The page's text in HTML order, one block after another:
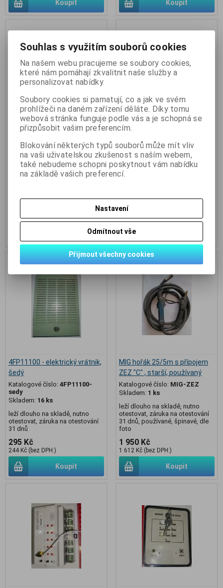
Koupit Koupit
svařovací MIG/MAG hořák, dle
foto, starší, používaný (001)
Katalogové číslo:SVAR-001
Skladem:
1 ks
leží dlouho na skladě, nutno
1 612 Kč (bez DPH:)
svařovací MIG/MAG hořák, dle
foto, starší, používaný (002)
Katalogové číslo:SVAR-002
Skladem: 1 ks
leží dlouho na skladě, nutno
1 950 Kč
1 612 Kč (bez DPH:)
4FP11100 - elektrický vrátnik,
šedý
Katalogové číslo: 4FP11100-
sedy
Skladem: 16 ks
leží dlouho na skladě, nutno
otestovat, záruka na otestování
31 dnů
295 Kč
244 Kč (bez DPH:)
Koupit
MIG hořák 25/5m s přípojem
ZEZ "C" , starší, používaný
Katalogové číslo: MIG-ZEZ
Skladem: 1 ks
leží dlouho na skladě, nutno
otestovat, záruka na otestování
31 dnů, používané, špinavé, dle
foto
1 950 Kč
1 612 Kč (bez DPH:)
Koupit
Souhlas s využitím souborů cookies
Na našem webu pracujeme se soubory cookies,
které nám pomáhají zkvalitnit naše služby a
personalizovat nabídky.
Soubory cookies si pamatují, co a jak ve svém
prohlížeči na daném zařízení děláte. Díky tomu
webová stránka funguje podle vás a je schopná se
přizpůsobit vašim preferencím.
Blokování některých typů souborů může mít vliv
na vaši uživatelskou zkušenost s naším webem,
také nebudeme schopni poskytnout vám nabídku
na základě vašich preferencí.
Nastavení
Odmítnout vše
Přijmout všechny cookies